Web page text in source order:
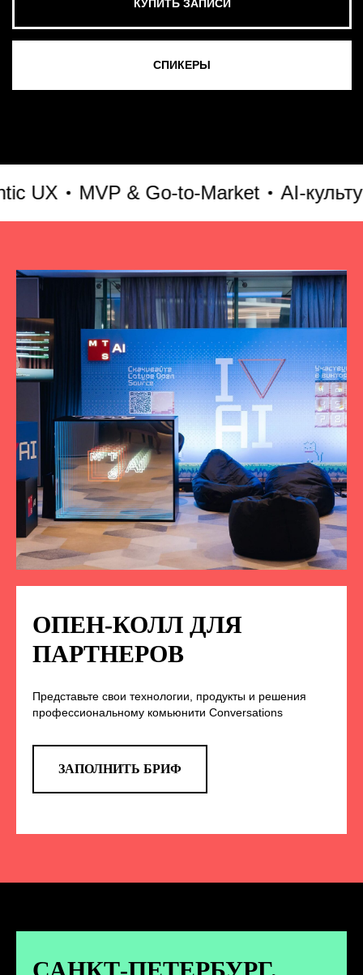
MVP & Go-to-Market AI-культура
ОПЕН-КОЛЛ ДЛЯ
ПАРТНЕРОВ
Представьте свои технологии, продукты и решения
профессиональному комьюнити Conversations
ЗАПОЛНИТЬ БРИФ
СМОТРЕТЬ ВСЕ ФОТО
НА НАС В СОЦСЕТЯХ
TELEGRAM
анонс новых спикеров и другие
новости конференции